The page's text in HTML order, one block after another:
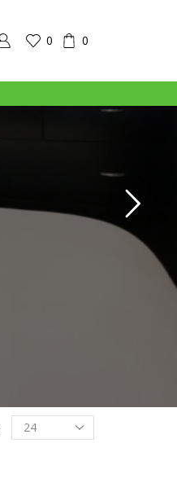
0 0
Termékek
oldalanként